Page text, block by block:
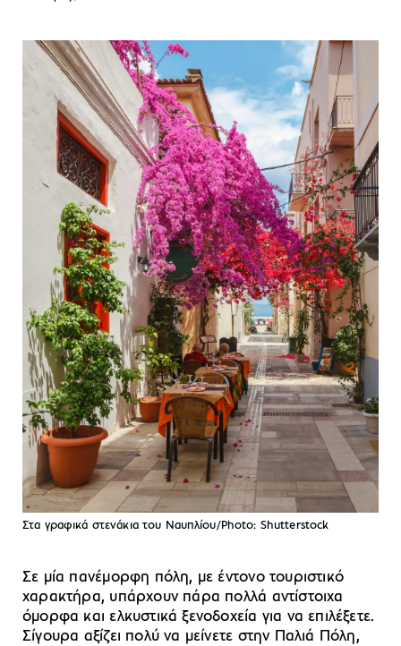
Στα γραφικά στενάκια του Ναυπλίου/Photo: Shutterstock
Σε μία πανέμορφη πόλη, με έντονο τουριστικό
χαρακτήρα, υπάρχουν πάρα πολλά αντίστοιχα
όμορφα και ελκυστικά ξενοδοχεία για να επιλέξετε.
Σίγουρα αξίζει πολύ να μείνετε στην Παλιά Πόλη,